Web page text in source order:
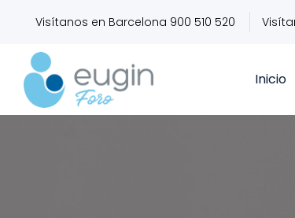
Visítanos en Barcelona 900 510 520
Inicio